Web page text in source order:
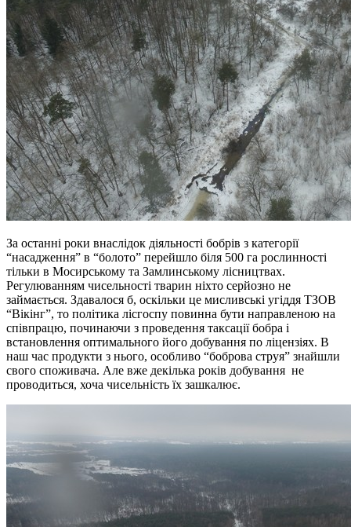
За останні роки внаслідок діяльності бобрів з категорії
“насадження” в “болото” перейшло біля 500 га рослинності
тільки в Мосирському та Замлинському лісництвах.
Регулюванням чисельності тварин ніхто серйозно не
займається. Здавалося б, оскільки це мисливські угіддя ТЗОВ
“Вікінг”, то політика лісгоспу повинна бути направленою на
співпрацю, починаючи з проведення таксації бобра і
встановлення оптимального його добування по ліцензіях. В
наш час продукти з нього, особливо “боброва струя” знайшли
свого споживача. Але вже декілька років добування не
проводиться, хоча чисельність їх зашкалює.